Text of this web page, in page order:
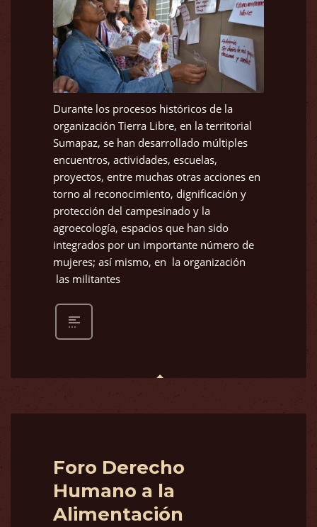
Durante los procesos históricos de la
organización Tierra Libre, en la territorial
Sumapaz, se han desarrollado múltiples
encuentros, actividades, escuelas,
proyectos, entre muchas otras acciones en
torno al reconocimiento, dignificación y
protección del campesinado y la
agroecología, espacios que han sido
integrados por un importante número de
mujeres; así mismo, en la organización
las militantes
Foro Derecho
Humano a la
Alimentación